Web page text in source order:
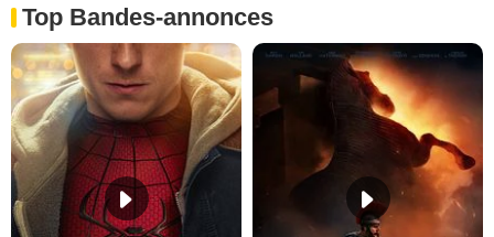
Top Bandes-annonces